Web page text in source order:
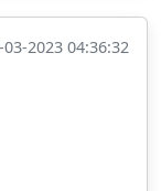
03-2023 04:36:32